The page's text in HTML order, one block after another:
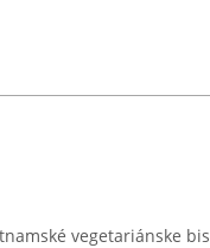
vegetariánske